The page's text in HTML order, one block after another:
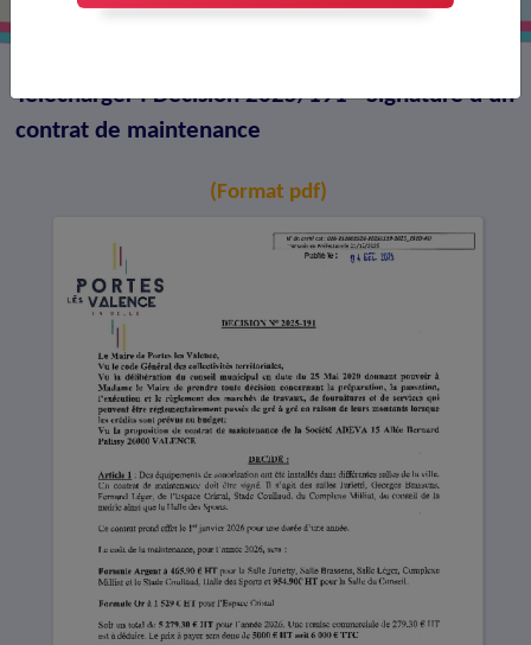
Télécharger : Décision 2025/191 - Signature d'un
contrat de maintenance
(Format pdf)